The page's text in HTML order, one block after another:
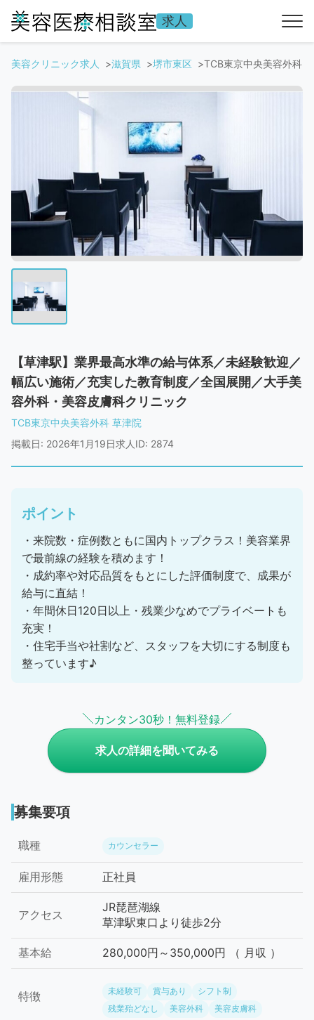
求人
美容クリニック求人 滋賀県 堺市東区 TCB東京中央美容外科
【草津駅】業界最高水準の給与体系／未経験歓迎／
幅広い施術／充実した教育制度／全国展開／大手美
容外科・美容皮膚科クリニック
TCB東京中央美容外科 草津院
掲載日: 2026年1月19日求人ID: 2874
ポイント
・来院数・症例数ともに国内トップクラス！美容業界
で最前線の経験を積めます！
・成約率や対応品質をもとにした評価制度で、成果が
給与に直結！
・年間休日120日以上・残業少なめでプライベートも
充実！
・住宅手当や社割など、スタッフを大切にする制度も
整っています♪
カンタン30秒！無料登録
求人の詳細を聞いてみる
募集要項
職種 カウンセラー
雇用形態 正社員
アクセス
JR琵琶湖線
草津駅東口より徒歩2分
基本給 280,000円～350,000円 （ 月収 ）
特徴 未経験可 賞与あり
シフト制
残業殆どなし
美容外科 美容皮膚科